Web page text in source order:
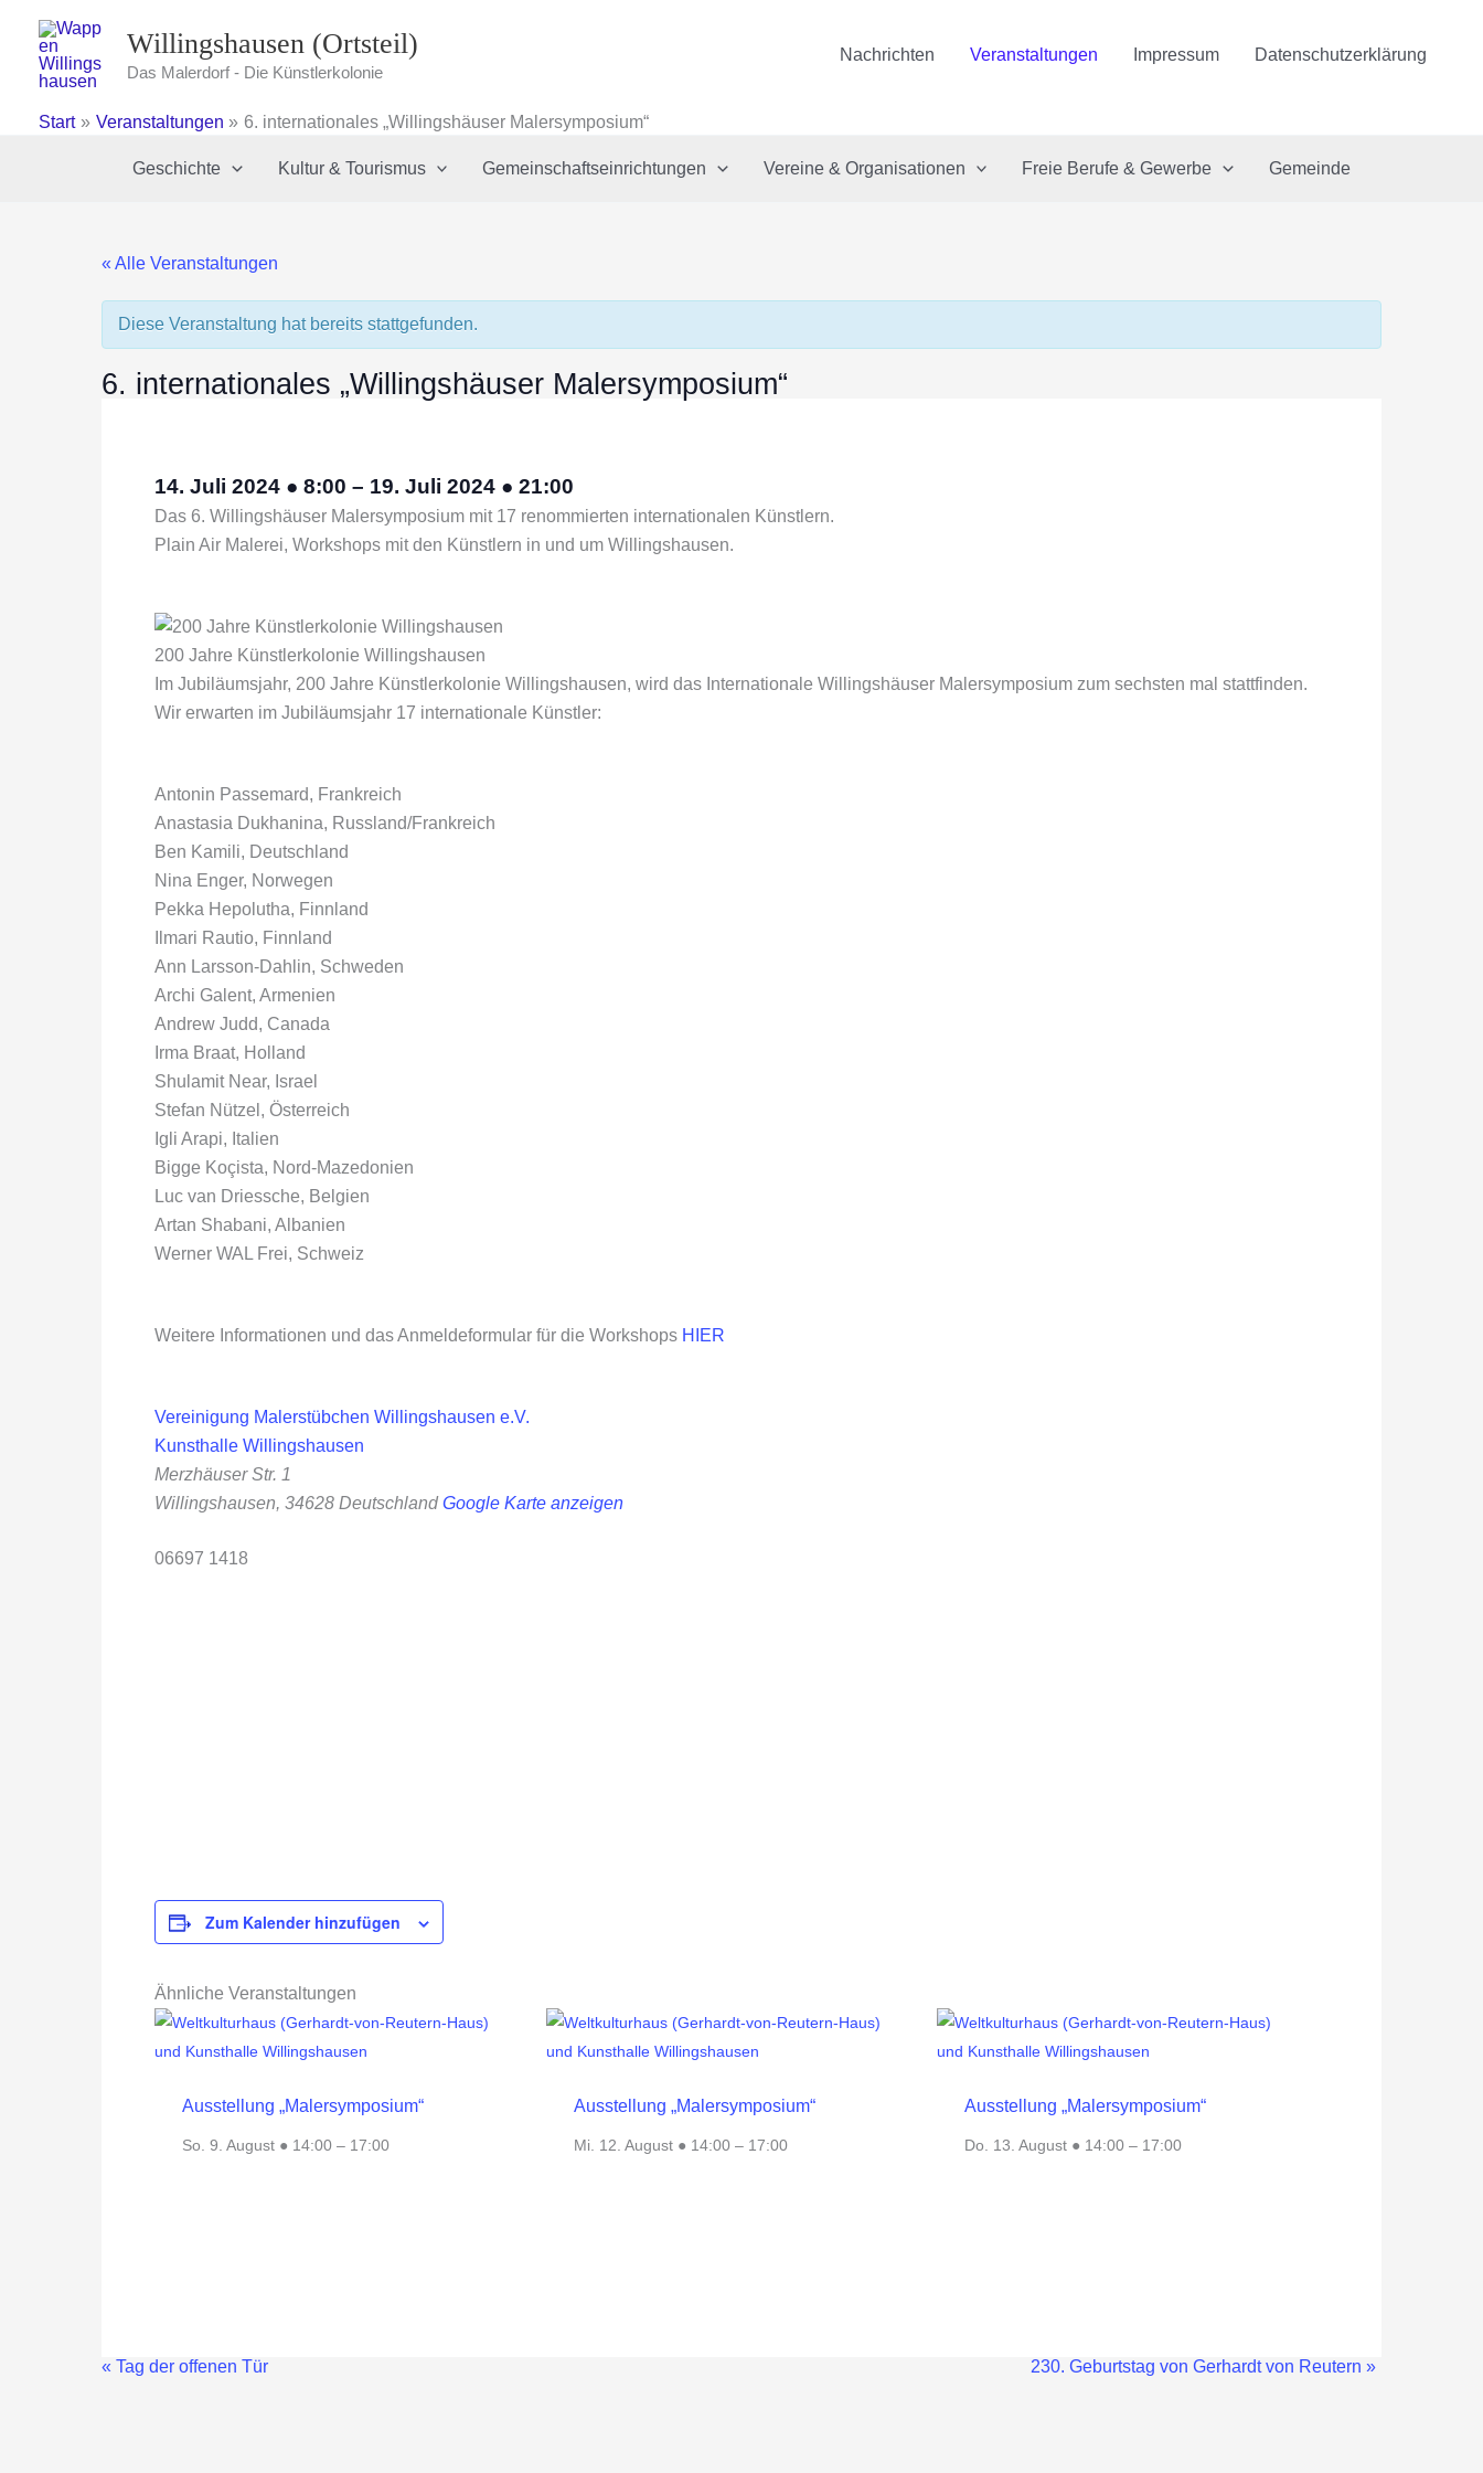
Inhalt
springen
Willingshausen (Ortsteil)
Das Malerdorf - Die Künstlerkolonie
Nachrichten Veranstaltungen Impressum Datenschutzerklärung
Start Veranstaltungen 6. internationales „Willingshäuser Malersymposium“
Geschichte Kultur & Tourismus Gemeinschaftseinrichtungen Vereine & Organisationen Freie Berufe & Gewerbe Gemeinde
« Alle Veranstaltungen
Diese Veranstaltung hat bereits stattgefunden.
6. internationales „Willingshäuser Malersymposium“
14. Juli 2024 ● 8:00 – 19. Juli 2024 ● 21:00
Das 6. Willingshäuser Malersymposium mit 17 renommierten internationalen Künstlern.
Plain Air Malerei, Workshops mit den Künstlern in und um Willingshausen.
200 Jahre Künstlerkolonie Willingshausen
Im Jubiläumsjahr, 200 Jahre Künstlerkolonie Willingshausen, wird das Internationale Willingshäuser Malersymposium zum sechsten mal stattfinden.
Wir erwarten im Jubiläumsjahr 17 internationale Künstler:
Antonin Passemard, Frankreich
Anastasia Dukhanina, Russland/Frankreich
Ben Kamili, Deutschland
Nina Enger, Norwegen
Pekka Hepolutha, Finnland
Ilmari Rautio, Finnland
Ann Larsson-Dahlin, Schweden
Archi Galent, Armenien
Andrew Judd, Canada
Irma Braat, Holland
Shulamit Near, Israel
Stefan Nützel, Österreich
Igli Arapi, Italien
Bigge Koçista, Nord-Mazedonien
Luc van Driessche, Belgien
Artan Shabani, Albanien
Werner WAL Frei, Schweiz
Weitere Informationen und das Anmeldeformular für die Workshops HIER
Vereinigung Malerstübchen Willingshausen e.V.
Kunsthalle Willingshausen
Merzhäuser Str. 1
Willingshausen, 34628 Deutschland Google Karte anzeigen
06697 1418
Zum Kalender hinzufügen
Ähnliche Veranstaltungen
Ausstellung „Malersymposium“
So. 9. August ● 14:00– 17:00
Ausstellung „Malersymposium“
Mi. 12. August ● 14:00– 17:00
Ausstellung „Malersymposium“
Do. 13. August ● 14:00 – 17:00
Veranstaltung-
« Tag der offenen Tür 230. Geburtstag von Gerhardt von Reutern »